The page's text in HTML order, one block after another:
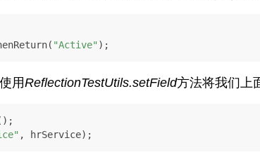
"Active" );
用ReflectionTestUtils.setField方法将我们上
, hrService);